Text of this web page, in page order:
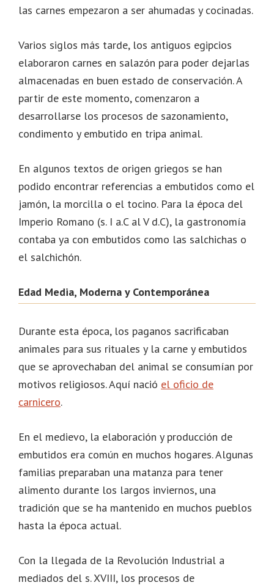
las carnes empezaron a ser ahumadas y cocinadas.
Varios siglos más tarde, los antiguos egipcios
elaboraron carnes en salazón para poder dejarlas
almacenadas en buen estado de conservación. A
partir de este momento, comenzaron a
desarrollarse los procesos de sazonamiento,
condimento y embutido en tripa animal.
En algunos textos de origen griegos se han
podido encontrar referencias a embutidos como el
jamón, la morcilla o el tocino. Para la época del
Imperio Romano (s. I a.C al V d.C), la gastronomía
contaba ya con embutidos como las salchichas o
el salchichón.
Edad Media, Moderna y Contemporánea
Durante esta época, los paganos sacrificaban
animales para sus rituales y la carne y embutidos
que se aprovechaban del animal se consumían por
motivos religiosos. Aquí nació el oficio de
carnicero.
En el medievo, la elaboración y producción de
embutidos era común en muchos hogares. Algunas
familias preparaban una matanza para tener
alimento durante los largos inviernos, una
tradición que se ha mantenido en muchos pueblos
hasta la época actual.
Con la llegada de la Revolución Industrial a
mediados del s. XVIII, los procesos de